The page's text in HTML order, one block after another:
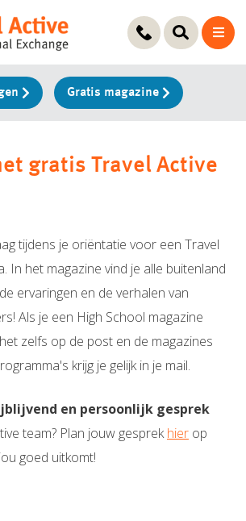
Gratis magazine
gratis Travel Active
tijdens je oriëntatie voor een Travel
In het magazine vind je alle buitenland
ervaringen en de verhalen van
Als je een High School magazine
zelfs op de post en de magazines
krijg je gelijk in je mail.
en persoonlijk gesprek
team? Plan jouw gesprekhier op
goed uitkomt!